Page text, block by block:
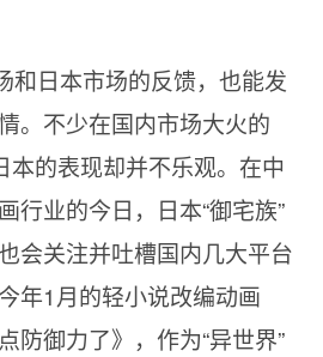
和日本市场的反馈，也能发
。不少在国内市场大火的
本的表现却并不乐观。在中
行业的今日，日本“御宅族”
会关注并吐槽国内几大平台
年1月的轻小说改编动画
防御力了》，作为“异世界”